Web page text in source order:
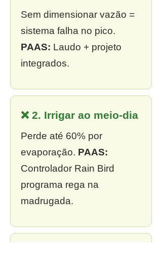
Sem dimensionar vazão =
sistema falha no pico.
PAAS: Laudo + projeto
integrados.
❌ 2. Irrigar ao meio-dia
Perde até 60% por
evaporação. PAAS:
Controlador Rain Bird
programa rega na
madrugada.